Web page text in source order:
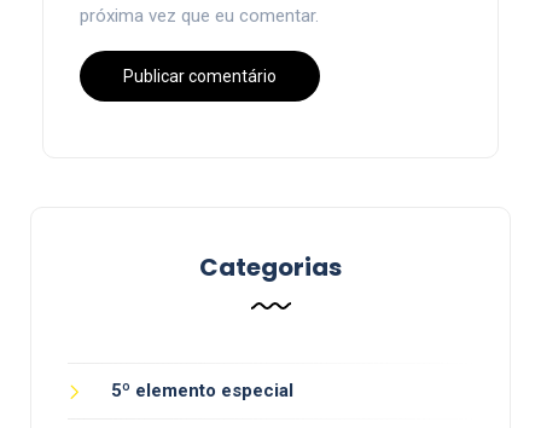
próxima vez que eu comentar.
Categorias
5º elemento especial